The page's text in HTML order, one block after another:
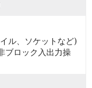
ル、ソケットなど)
ブロック入出力操